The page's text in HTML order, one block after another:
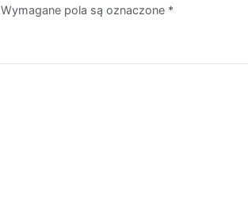
Wymagane pola są oznaczone *